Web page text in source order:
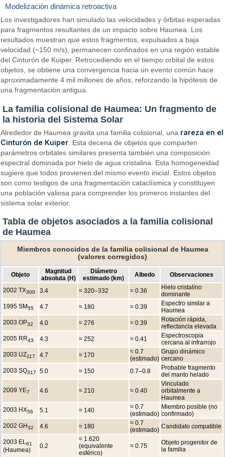
Modelización dinámica retroactiva
Los investigadores han simulado las velocidades y órbitas esperadas
para fragmentos resultantes de un impacto sobre Haumea. Los
resultados muestran que estos fragmentos, expulsados a baja
velocidad (~150 m/s), permanecen confinados en una región estable
del Cinturón de Kuiper. Retrocediendo en el tiempo orbital de estos
objetos, se obtiene una convergencia hacia un evento común hace
aproximadamente 4 mil millones de años, reforzando la hipótesis de
una fragmentación antigua.
La familia colisional de Haumea: Un fragmento de
la historia del Sistema Solar
Alrededor de Haumea gravita una familia colisional, una rareza en el
Cinturón de Kuiper . Esta decena de objetos que comparten
parámetros orbitales similares presenta también una composición
espectral dominada por hielo de agua cristalina. Esta homogeneidad
sugiere que todos provienen del mismo evento inicial. Estos objetos
son como testigos de una fragmentación cataclísmica y constituyen
una población valiosa para comprender los primeros instantes del
sistema solar exterior.
Tabla de objetos asociados a la familia colisional
de Haumea
Miembros conocidos de la familia colisional de Haumea
(valores corregidos)
Objeto
Magnitud
absoluta (H)
Diámetro
estimado (km)
Albedo Observaciones
2002 TX300 3.4 ≈ 320–332 ≈ 0.36
Hielo cristalino
dominante
1995 SM55 4.7 ≈ 180 ≈ 0.39
Espectro similar a
Haumea
2003 OP32 4.0 ≈ 276 ≈ 0.39
Rotación rápida,
reflectancia elevada
2005 RR43 4.3 ≈ 252 ≈ 0.41
Espectroscopia
cercana al infrarrojo
2003 UZ117 4.7 ≈ 170
≈ 0.7
(estimado)
Grupo dinámico
cercano
2003 SQ317 5.0 ≈ 150 0.7–0.8
Probable fragmento
del manto helado
2009 YE7 4.6 ≈ 210 ≈ 0.40
Vinculado
orbitalmente a
Haumea
2003 HX56 5.1 ≈ 140
≈ 0.7
(estimado)
Miembro posible (no
confirmado)
2002 GH32 4.6 ≈ 180
≈ 0.7
(estimado) Candidato compatible
2003 EL61
(Haumea)
0.2
≈ 1.620
(equivalente
esférico)
≈ 0.75
Objeto progenitor de
la familia